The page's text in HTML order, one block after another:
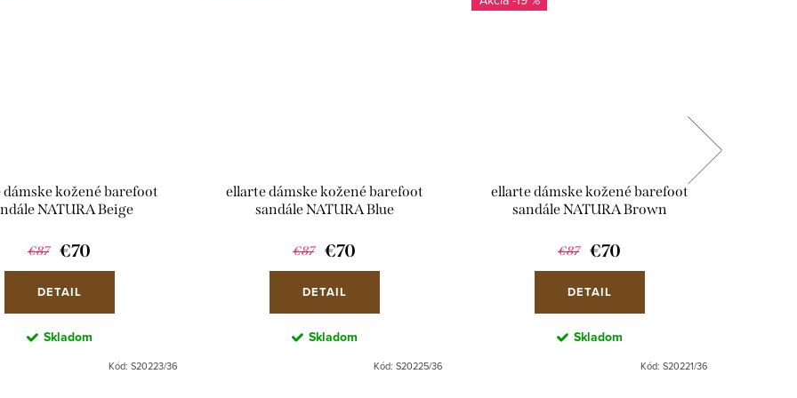
kožené barefoot
NATURA Beige
€87 €70
DETAIL
Skladom
Kód: S20223/36
ellarte dámske kožené barefoot
sandále NATURA Blue
€87 €70
DETAIL
Skladom
Kód: S20225/36
ellarte dámske kožené barefoot
sandále NATURA Brown
€87 €70
DETAIL
Skladom
Kód: S20221/36